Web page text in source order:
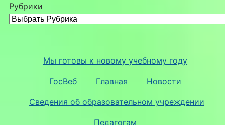
Рубрики
Мы готовы к новому учебному году
ГосВеб Главная Новости
Сведения об образовательном учреждении
Педагогам